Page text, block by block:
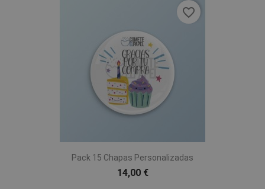
Pack 15 Chapas Personalizadas
14,00 €
favorite_border